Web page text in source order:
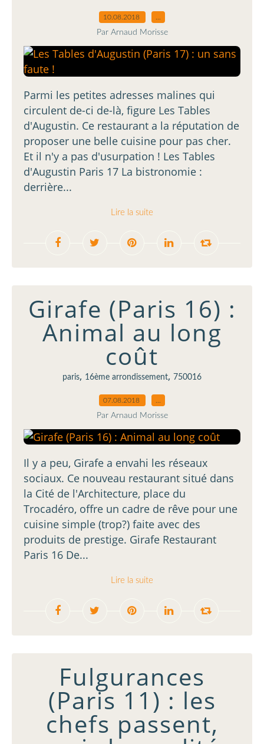
10.08.2018
Par Arnaud Morisse
Parmi les petites adresses malines qui
circulent de-ci de-là, figure Les Tables
d'Augustin. Ce restaurant a la réputation de
proposer une belle cuisine pour pas cher.
Et il n'y a pas d'usurpation ! Les Tables
d'Augustin Paris 17 La bistronomie :
derrière...
Lire la suite
Girafe (Paris 16) :
Animal au long
coût
paris, 16ème arrondissement, 750016
07.08.2018
Par Arnaud Morisse
Il y a peu, Girafe a envahi les réseaux
sociaux. Ce nouveau restaurant situé dans
la Cité de l'Architecture, place du
Trocadéro, offre un cadre de rêve pour une
cuisine simple (trop?) faite avec des
produits de prestige. Girafe Restaurant
Paris 16 De...
Lire la suite
Fulgurances
(Paris 11) : les
chefs passent,